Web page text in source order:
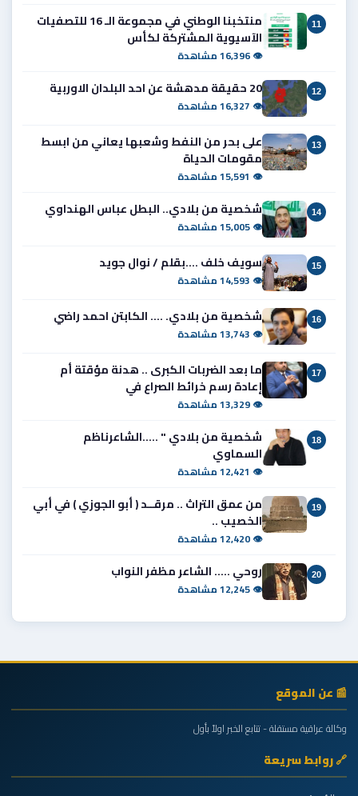
11
منتخبنا الوطني في مجموعة الـ 16 للتصفيات
الآسيوية المشتركة لكأس
👁 16,396 مشاهدة
12 20 حقيقة مدهشة عن احد البلدان الاوربية
👁 16,327 مشاهدة
13
على بحر من النفط وشعبها يعاني من ابسط
مقومات الحياة
👁 15,591 مشاهدة
14 شخصية من بلادي.. البطل عباس الهنداوي
👁 15,005 مشاهدة
15 سويف خلف ....بقلم / نوال جويد
👁 14,593 مشاهدة
16 شخصية من بلادي. .... الكابتن احمد راضي
👁 13,743 مشاهدة
17
ما بعد الضربات الكبرى .. هدنة مؤقتة أم
إعادة رسم خرائط الصراع في
👁 13,329 مشاهدة
18
شخصية من بلادي " .....الشاعرناظم
السماوي
👁 12,421 مشاهدة
19
من عمق التراث .. مرقــد ( أبو الجوزي ) في أبي
الخصيب ..
👁 12,420 مشاهدة
20 روحي ..... الشاعر مظفر النواب
👁 12,245 مشاهدة
📰 عن الموقع
وكالة عراقية مستقلة - تتابع الخبر اولاً بأول
🔗 روابط سريعة